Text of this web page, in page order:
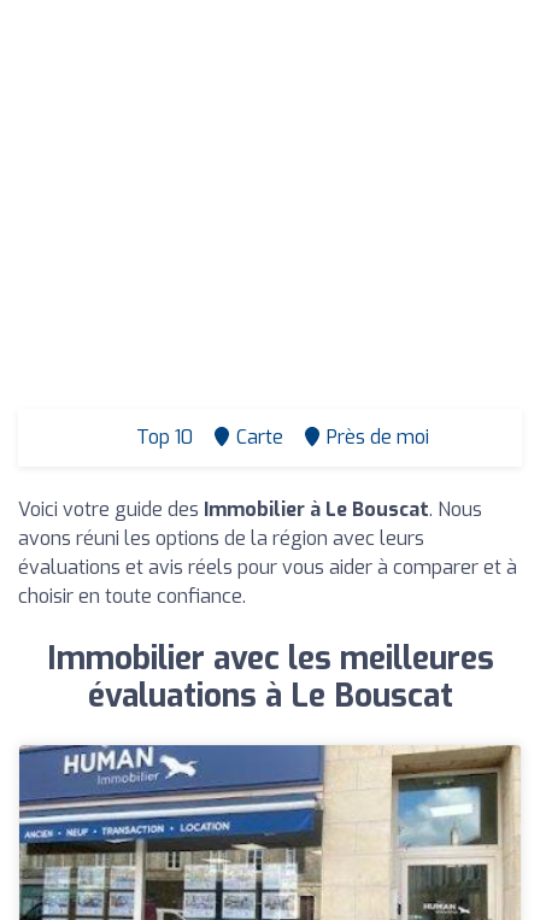
Top 10 Carte Près de moi
Voici votre guide des Immobilier à Le Bouscat. Nous
avons réuni les options de la région avec leurs
évaluations et avis réels pour vous aider à comparer et à
choisir en toute confiance.
Immobilier avec les meilleures
évaluations à Le Bouscat